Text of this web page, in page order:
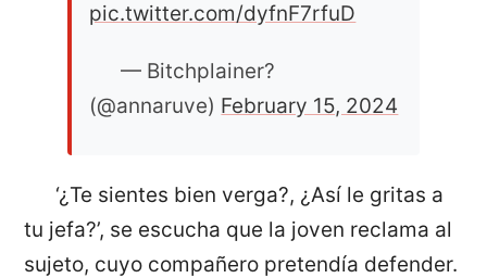
pic.twitter.com/dyfnF7rfuD
— Bitchplainer?
(@annaruve) February 15, 2024
‘¿Te sientes bien verga?, ¿Así le gritas a
tu jefa?’, se escucha que la joven reclama al
sujeto, cuyo compañero pretendía defender.